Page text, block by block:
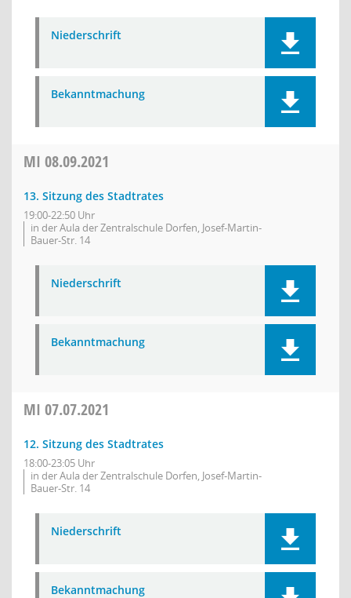
Niederschrift
Bekanntmachung
MI 08.09.2021
13. Sitzung des Stadtrates
19:00-22:50 Uhr
in der Aula der Zentralschule Dorfen, Josef-Martin-
Bauer-Str. 14
Niederschrift
Bekanntmachung
MI 07.07.2021
12. Sitzung des Stadtrates
18:00-23:05 Uhr
in der Aula der Zentralschule Dorfen, Josef-Martin-
Bauer-Str. 14
Niederschrift
Bekanntmachung